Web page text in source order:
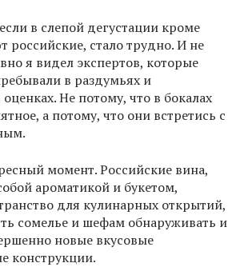
в слепой дегустации кроме
российские, стало трудно. И не
я видел экспертов, которые
в раздумьях и
Не потому, что в бокалах
а потому, что они встретись с
момент. Российские вина,
ароматикой и букетом,
для кулинарных открытий,
сомелье и шефам обнаруживать и
новые вкусовые
конструкции.